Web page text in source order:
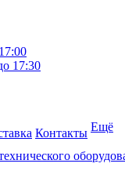
17:30
Контакты Ещё